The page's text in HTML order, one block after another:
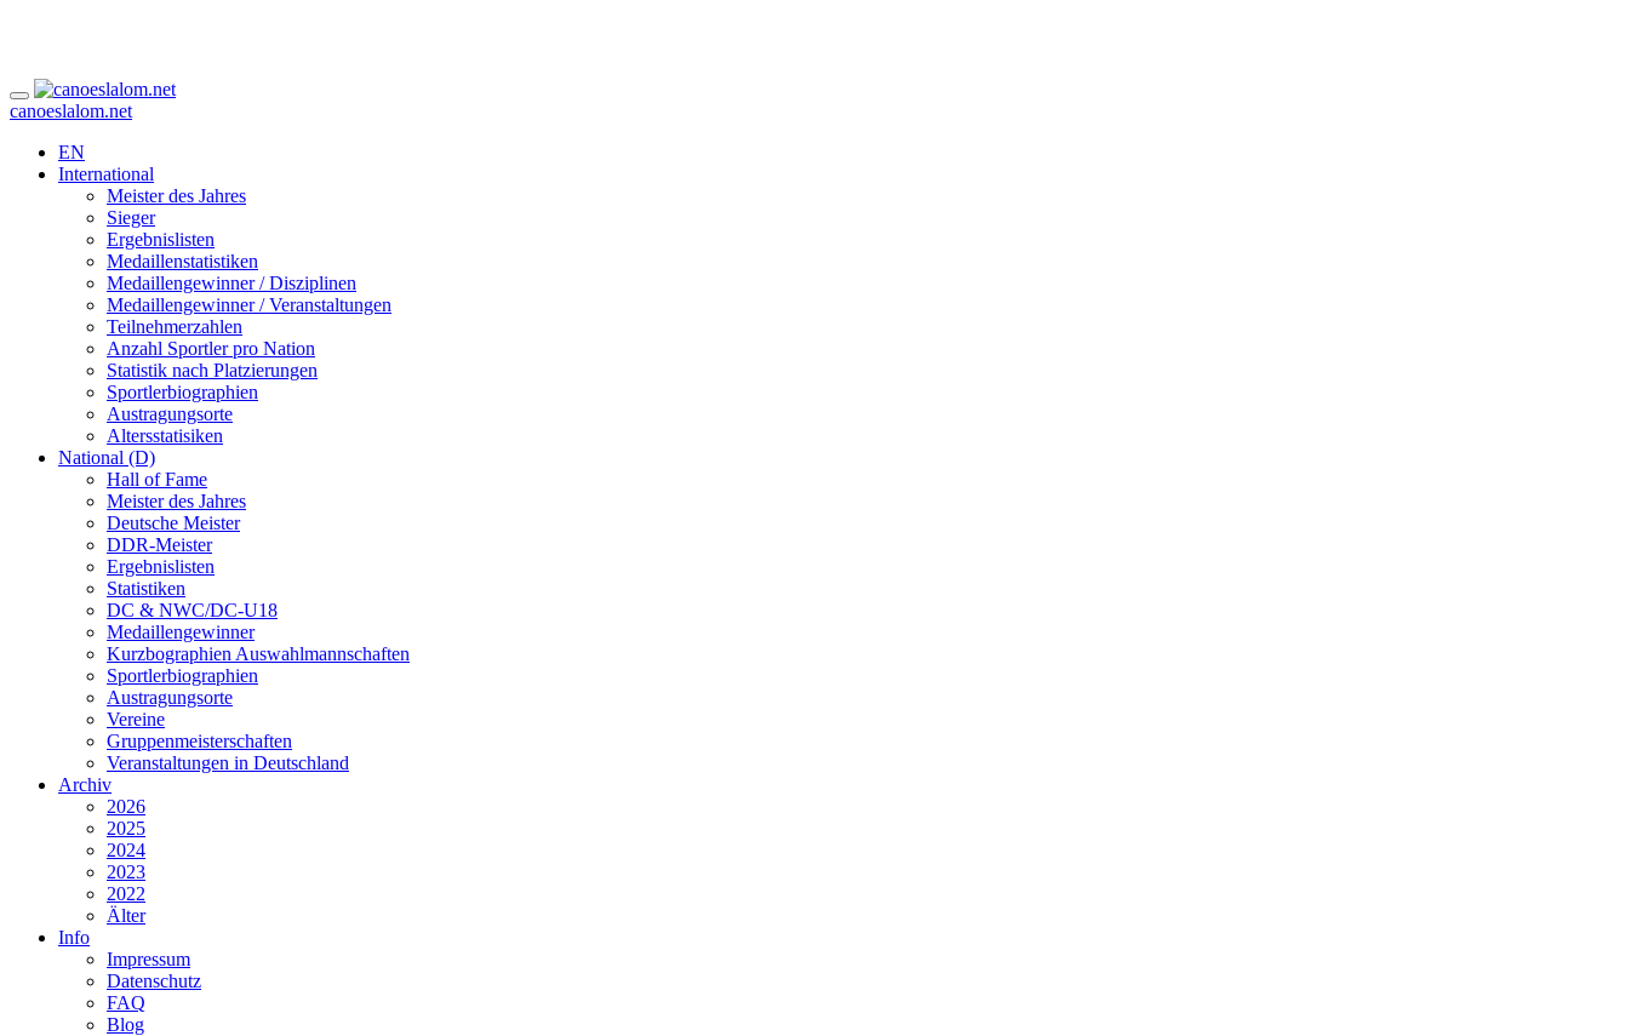
canoeslalom.net
EN
International
Meister des Jahres
Sieger
Ergebnislisten
Medaillenstatistiken
Medaillengewinner / Disziplinen
Medaillengewinner / Veranstaltungen
Teilnehmerzahlen
Anzahl Sportler pro Nation
Statistik nach Platzierungen
Sportlerbiographien
Austragungsorte
Altersstatisiken
National (D)
Hall of Fame
Meister des Jahres
Deutsche Meister
DDR-Meister
Ergebnislisten
Statistiken
DC & NWC/DC-U18
Medaillengewinner
Kurzbographien Auswahlmannschaften
Sportlerbiographien
Austragungsorte
Vereine
Gruppenmeisterschaften
Veranstaltungen in Deutschland
Archiv
2026
2025
2024
2023
2022
Älter
Info
Impressum
Datenschutz
FAQ
Blog